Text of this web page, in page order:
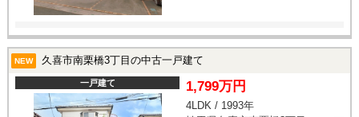
NEW 久喜市南栗橋3丁目の中古一戸建て
一戸建て 1,799万円
4LDK / 1993年